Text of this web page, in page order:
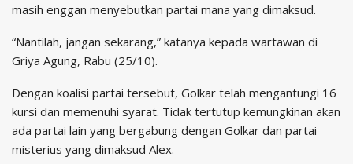
masih enggan menyebutkan partai mana yang dimaksud.
“Nantilah, jangan sekarang,” katanya kepada wartawan di
Griya Agung, Rabu (25/10).
Dengan koalisi partai tersebut, Golkar telah mengantungi 16
kursi dan memenuhi syarat. Tidak tertutup kemungkinan akan
ada partai lain yang bergabung dengan Golkar dan partai
misterius yang dimaksud Alex.